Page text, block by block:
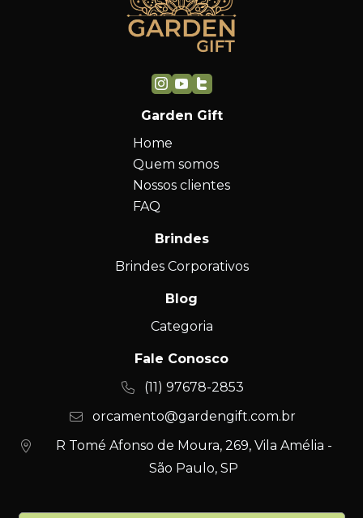
Garden Gift
Home
Quem somos
Nossos clientes
FAQ
Brindes
Brindes Corporativos
Blog
Categoria
Fale Conosco
(11) 97678-2853
orcamento@gardengift.com.br
R Tomé Afonso de Moura, 269, Vila Amélia -
São Paulo, SP